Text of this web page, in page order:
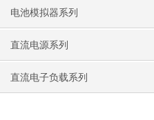
电池模拟器系列
直流电源系列
直流电子负载系列